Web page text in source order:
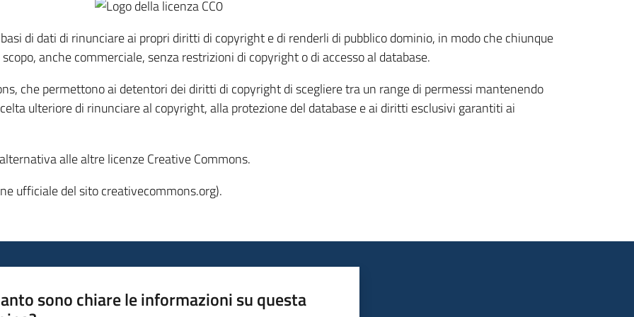
di dati di rinunciare ai propri diritti di copyright e di renderli di pubblico dominio, in modo che chiunque
anche commerciale, senza restrizioni di copyright o di accesso al database.
che permettono ai detentori dei diritti di copyright di scegliere tra un range di permessi mantenendo
ulteriore di rinunciare al copyright, alla protezione del database e ai diritti esclusivi garantiti ai
alle altre licenze Creative Commons.
ufficiale del sito creativecommons.org).
sono chiare le informazioni su questa